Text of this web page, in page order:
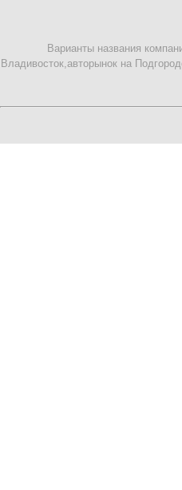
Варианты названия
Владивосток,авторынок на